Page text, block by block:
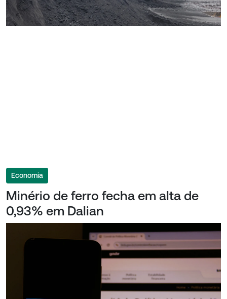
Economia
Minério de ferro fecha em alta de
0,93% em Dalian